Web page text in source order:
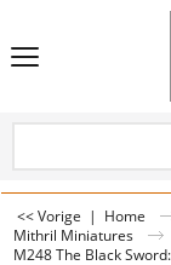
<< Vorige | Home
Mithril Miniatures
M248 The Black